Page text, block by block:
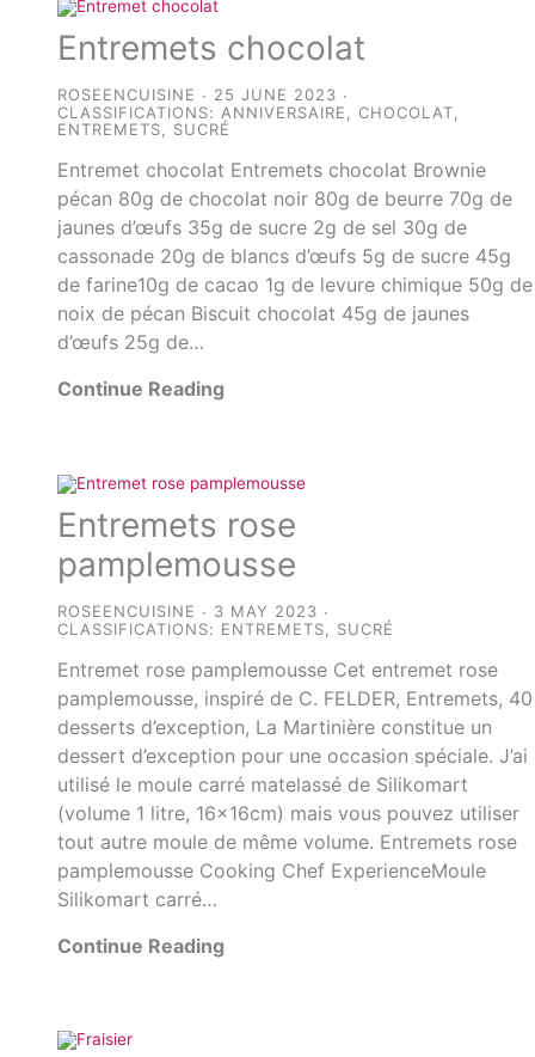
Entremets chocolat
ROSEENCUISINE
25 JUNE 2023
CLASSIFICATIONS:ANNIVERSAIRE,CHOCOLAT,
ENTREMETS, SUCRÉ
Entremet chocolat Entremets chocolat Brownie
pécan 80g de chocolat noir 80g de beurre 70g de
jaunes d’œufs 35g de sucre 2g de sel 30g de
cassonade 20g de blancs d’œufs 5g de sucre 45g
de farine10g de cacao 1g de levure chimique 50g de
noix de pécan Biscuit chocolat 45g de jaunes
d’œufs 25g de…
Continue Reading
Entremets rose
pamplemousse
ROSEENCUISINE
3 MAY 2023
CLASSIFICATIONS: ENTREMETS SUCRÉ
Entremet rose pamplemousse Cet entremet rose
pamplemousse, inspiré de C. FELDER, Entremets, 40
desserts d’exception, La Martinière constitue un
dessert d’exception pour une occasion spéciale. J’ai
utilisé le moule carré matelassé de Silikomart
(volume 1 litre, 16x16cm) mais vous pouvez utiliser
tout autre moule de même volume. Entremets rose
pamplemousse Cooking Chef ExperienceMoule
Silikomart carré…
Continue Reading